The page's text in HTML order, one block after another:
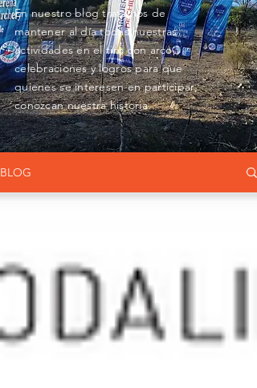
En nuestro blog tratamos de
mantener al día todas nuestras
actividades en el tiro con arco,,
celebraciones y logros para que
quienes seinteresen en participar,
conozcan nuestra historia.
BLOG